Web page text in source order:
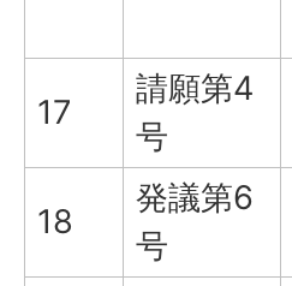
17
請願第4
号
18
発議第6
号